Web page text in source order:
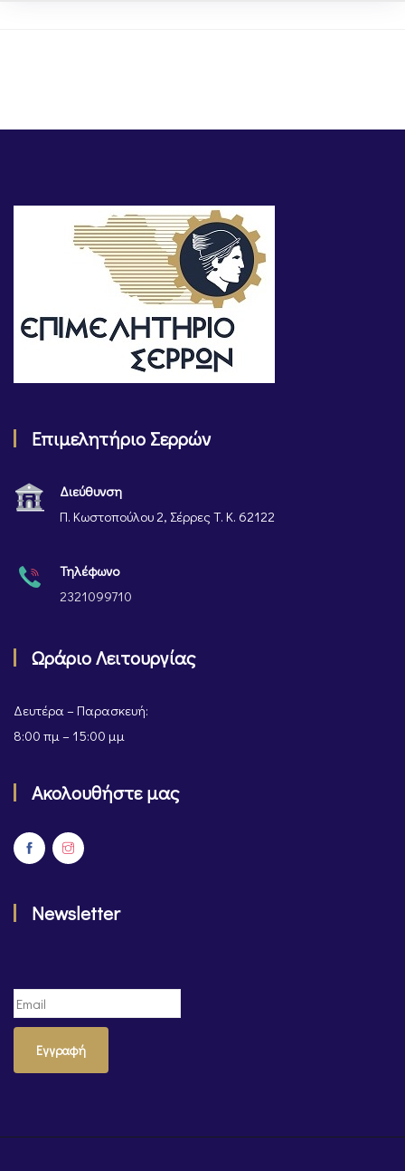
Επιμελητήριο Σερρών
Διεύθυνση
Π. Κωστοπούλου 2, Σέρρες Τ. Κ. 62122
Τηλέφωνο
2321099710
Ωράριο Λειτουργίας
Δευτέρα – Παρασκευή:
8:00 πμ – 15:00 μμ
Ακολουθήστε μας
Newsletter
Εγγραφή